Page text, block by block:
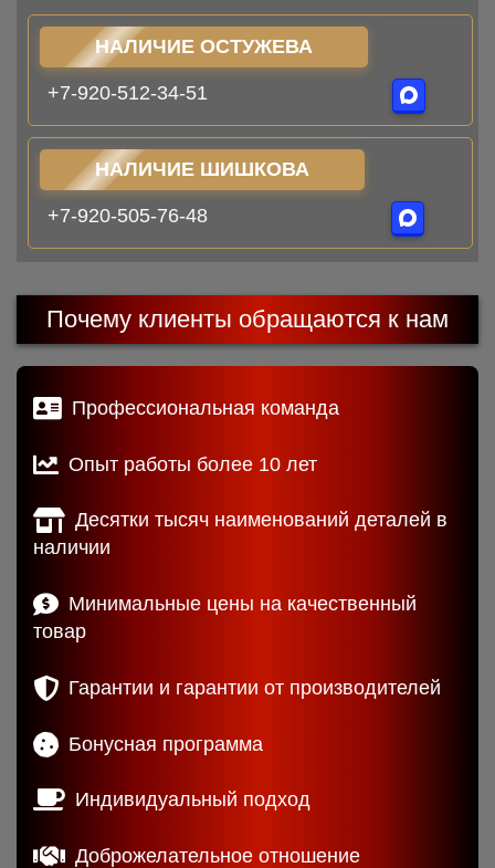
НАЛИЧИЕ ОСТУЖЕВА
+7-920-512-34-51
НАЛИЧИЕ ШИШКОВА
+7-920-505-76-48
Почему клиенты обращаются к нам
Профессиональная команда
Опыт работы более 10 лет
Десятки тысяч наименований деталей в
наличии
Минимальные цены на качественный
товар
Гарантии и гарантии от производителей
Бонусная программа
Индивидуальный подход
Доброжелательное отношение